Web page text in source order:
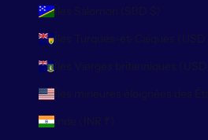
Îles Salomon (SBD $)
Inde (INR ₹)